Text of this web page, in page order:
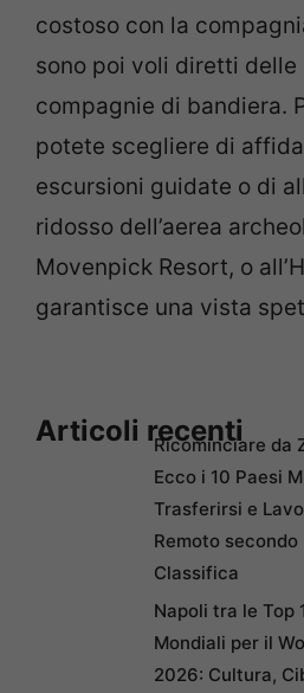
costoso con la
sono poi voli diretti delle
compagnie di bandiera.
potete scegliere di
escursioni guidate o di
ridosso dell’aerea
Movenpick Resort, o
garantisce una vista
Articoli recenti
Ricominciare da
Ecco i 10 Paesi
Trasferirsi e
Remoto secondo
Classifica
Napoli tra le Top
Mondiali per il
2026: Cultura,